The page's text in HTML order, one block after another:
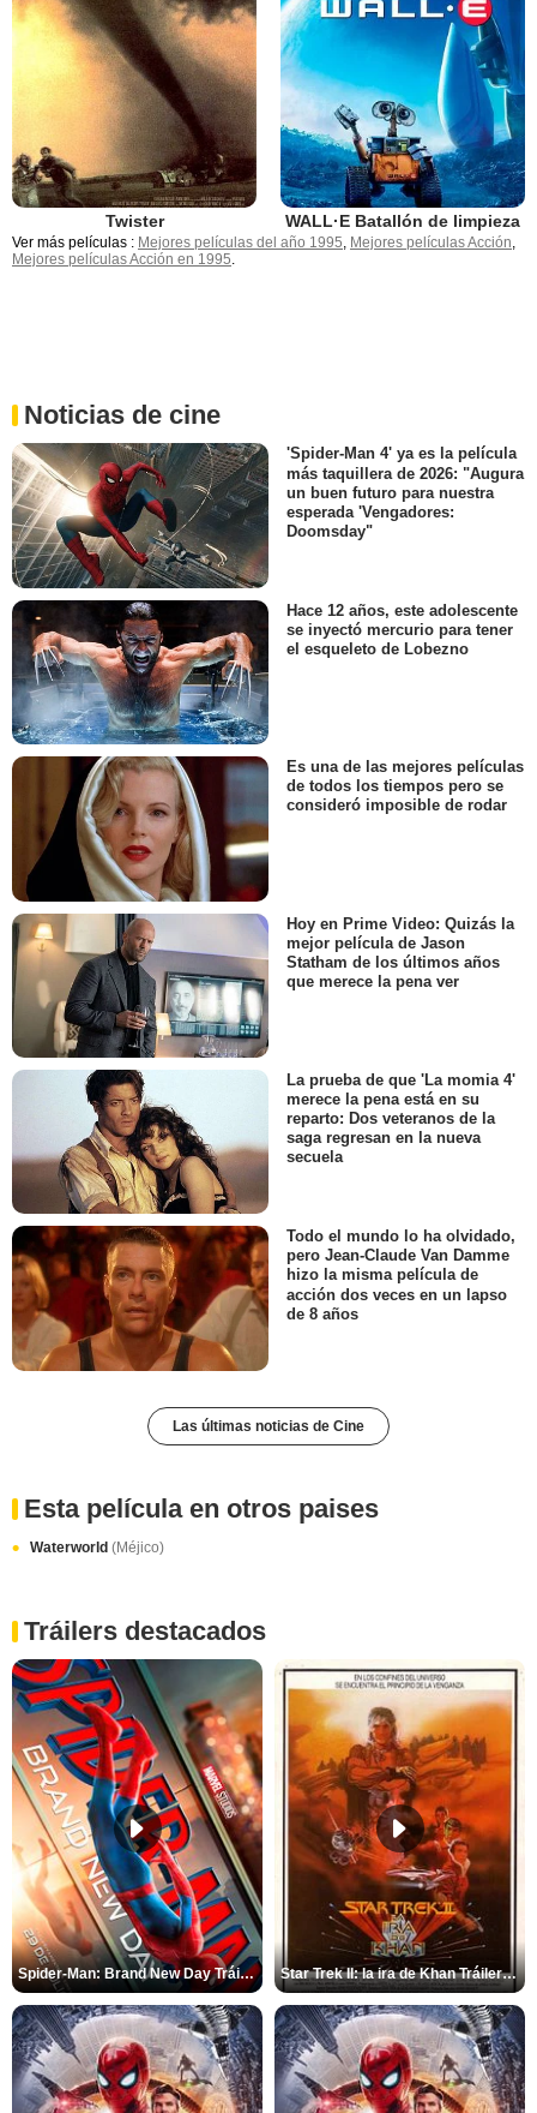
Twister WALL·E Batallón de limpieza
Ver más películas : Mejores películas del año 1995, Mejores películas Acción,
Mejores películas Acción en 1995.
Noticias de cine
'Spider-Man 4' ya es la película
más taquillera de 2026: "Augura
un buen futuro para nuestra
esperada 'Vengadores:
Doomsday"
Hace 12 años, este adolescente
se inyectó mercurio para tener
el esqueleto de Lobezno
Es una de las mejores películas
de todos los tiempos pero se
consideró imposible de rodar
Hoy en Prime Video: Quizás la
mejor película de Jason
Statham de los últimos años
que merece la pena ver
La prueba de que 'La momia 4'
merece la pena está en su
reparto: Dos veteranos de la
saga regresan en la nueva
secuela
Todo el mundo lo ha olvidado,
pero Jean-Claude Van Damme
hizo la misma película de
acción dos veces en un lapso
de 8 años
Las últimas noticias de Cine
Esta película en otros paises
Waterworld (Méjico)
Tráilers destacados
Spider-Man: Brand New Day Tráiler (3) Star Trek II: la ira de Khan Tráiler VO